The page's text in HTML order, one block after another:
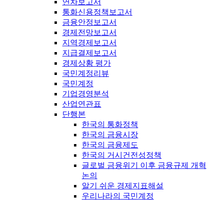
연차보고서
통화신용정책보고서
금융안정보고서
경제전망보고서
지역경제보고서
지급결제보고서
경제상황 평가
국민계정리뷰
국민계정
기업경영분석
산업연관표
단행본
한국의 통화정책
한국의 금융시장
한국의 금융제도
한국의 거시건전성정책
글로벌 금융위기 이후 금융규제 개혁
논의
알기 쉬운 경제지표해설
우리나라의 국민계정